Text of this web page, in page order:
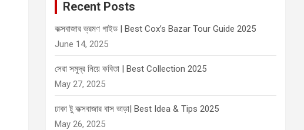
Recent Posts
কক্সবাজার ভ্রমণ গাইড | Best Cox’s Bazar Tour Guide 2025
June 14, 2025
সেরা সমুদ্র নিয়ে কবিতা | Best Collection 2025
May 27, 2025
ঢাকা টু কক্সবাজার বাস ভাড়া| Best Idea & Tips 2025
May 26, 2025